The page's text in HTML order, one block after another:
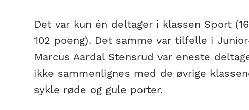
Det var kun én deltager i klassen Sport
102 poeng). Det samme var tilfelle i
Marcus Aardal Stensrud var eneste
ikke sammenlignes med de øvrige
sykle røde og gule porter.